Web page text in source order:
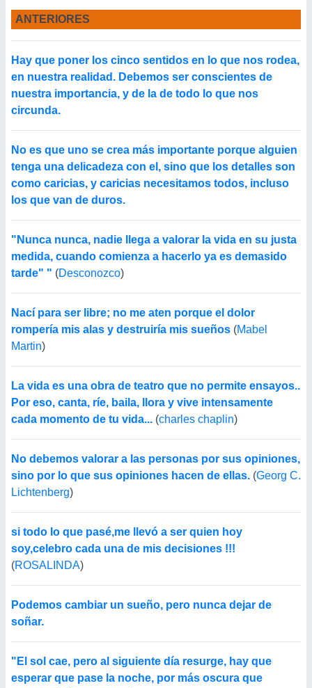
ANTERIORES
Hay que poner los cinco sentidos en lo que nos rodea,
en nuestra realidad. Debemos ser conscientes de
nuestra importancia, y de la de todo lo que nos
circunda.
No es que uno se crea más importante porque alguien
tenga una delicadeza con el, sino que los detalles son
como caricias, y caricias necesitamos todos, incluso
los que van de duros.
"Nunca nunca, nadie llega a valorar la vida en su justa
medida, cuando comienza a hacerlo ya es demasido
tarde" " (Desconozco)
Nací para ser libre; no me aten porque el dolor
rompería mis alas y destruiría mis sueños (Mabel
Martin)
La vida es una obra de teatro que no permite ensayos..
Por eso, canta, ríe, baila, llora y vive intensamente
cada momento de tu vida... (charles chaplin)
No debemos valorar a las personas por sus opiniones,
sino por lo que sus opiniones hacen de ellas. (Georg C.
Lichtenberg)
si todo lo que pasé,me llevó a ser quien hoy
soy,celebro cada una de mis decisiones !!!
(ROSALINDA)
Podemos cambiar un sueño, pero nunca dejar de
soñar.
"El sol cae, pero al siguiente día resurge, hay que
esperar que pase la noche, por más oscura que